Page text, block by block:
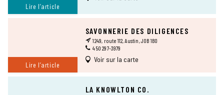
Lire l’article
Lire l’article
SAVONNERIE DES DILIGENCES
1249, route 112, Austin, J0B 1B0
450 297-3979
Voir sur la carte
LA KNOWLTON CO.